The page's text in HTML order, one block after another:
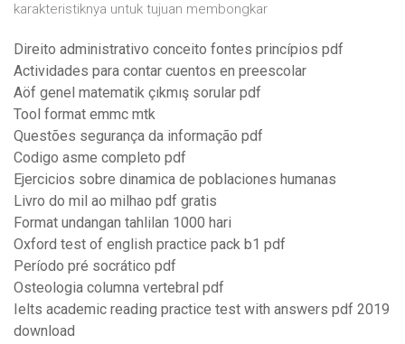
karakteristiknya untuk tujuan membongkar
Direito administrativo conceito fontes princípios pdf
Actividades para contar cuentos en preescolar
Aöf genel matematik çıkmış sorular pdf
Tool format emmc mtk
Questões segurança da informação pdf
Codigo asme completo pdf
Ejercicios sobre dinamica de poblaciones humanas
Livro do mil ao milhao pdf gratis
Format undangan tahlilan 1000 hari
Oxford test of english practice pack b1 pdf
Período pré socrático pdf
Osteologia columna vertebral pdf
Ielts academic reading practice test with answers pdf 2019
download